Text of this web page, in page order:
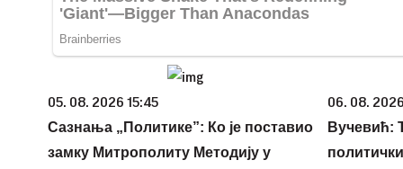
05. 08. 2026 15:45
Сазнања „Политике”: Ко је поставио
замку Митрополиту Методију у
06. 08.
Вучевић: